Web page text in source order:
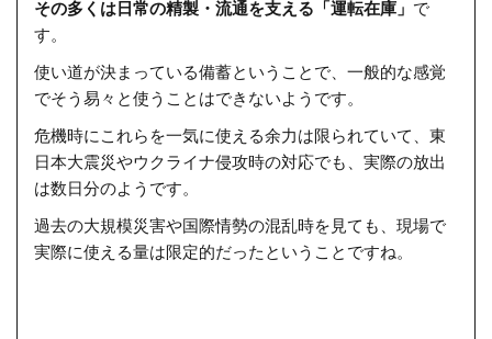
その多くは日常の精製・流通を支える「運転在庫」 で
す。
使い道が決まっている備蓄ということで、一般的な感覚
でそう易々と使うことはできないようです。
危機時にこれらを一気に使える余力は限られていて、東
日本大震災やウクライナ侵攻時の対応でも、実際の放出
は数日分のようです。
過去の大規模災害や国際情勢の混乱時を見ても、現場で
実際に使える量は限定的だったということですね。